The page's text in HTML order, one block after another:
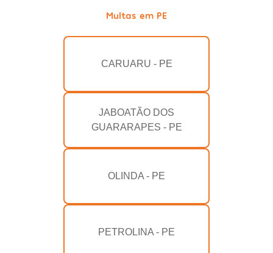
Multas em PE
CARUARU - PE
JABOATÃO DOS
GUARARAPES - PE
OLINDA - PE
PETROLINA - PE